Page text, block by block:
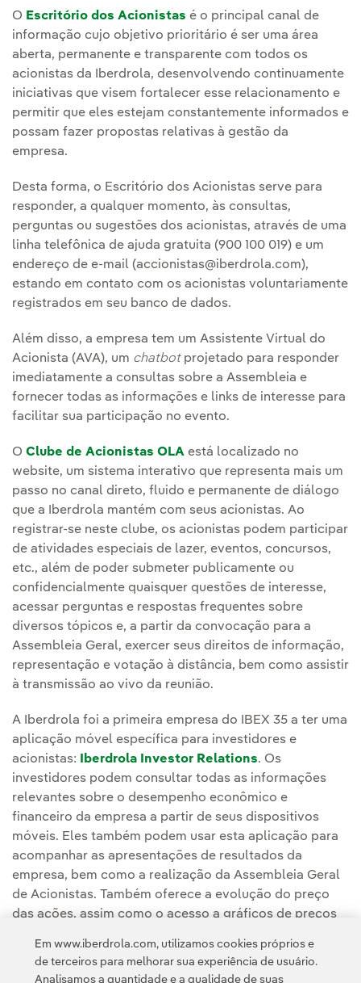
O Escritório dos Acionistas é o principal canal de
informação cujo objetivo prioritário é ser uma área
aberta, permanente e transparente com todos os
acionistas da Iberdrola, desenvolvendo continuamente
iniciativas que visem fortalecer esse relacionamento e
permitir que eles estejam constantemente informados e
possam fazer propostas relativas à gestão da
empresa.
Desta forma, o Escritório dos Acionistas serve para
responder, a qualquer momento, às consultas,
perguntas ou sugestões dos acionistas, através de uma
linha telefônica de ajuda gratuita (900 100 019) e um
endereço de e-mail (accionistas@iberdrola.com),
estando em contato com os acionistas voluntariamente
registrados em seu banco de dados.
Além disso, a empresa tem um Assistente Virtual do
Acionista (AVA), um chatbotprojetado para responder
imediatamente a consultas sobre a Assembleia e
fornecer todas as informações e links de interesse para
facilitar sua participação no evento.
O Clube de Acionistas OLA está localizado no
website, um sistema interativo que representa mais um
passo no canal direto, fluido e permanente de diálogo
que a Iberdrola mantém com seus acionistas. Ao
registrar-se neste clube, os acionistas podem participar
de atividades especiais de lazer, eventos, concursos,
etc., além de poder submeter publicamente ou
confidencialmente quaisquer questões de interesse,
acessar perguntas e respostas frequentes sobre
diversos tópicos e, a partir da convocação para a
Assembleia Geral, exercer seus direitos de informação,
representação e votação à distância, bem como assistir
à transmissão ao vivo da reunião.
A Iberdrola foi a primeira empresa do IBEX 35 a ter uma
aplicação móvel específica para investidores e
acionistas:
Iberdrola Investor Relations. Os
investidores podem consultar todas as informações
relevantes sobre o desempenho econômico e
financeiro da empresa a partir de seus dispositivos
móveis. Eles também podem usar esta aplicação para
acompanhar as apresentações de resultados da
empresa, bem como a realização da Assembleia Geral
de Acionistas. Também oferece a evolução do preço
das ações, assim como o acesso a gráficos de preços
Em www.iberdrola.com, utilizamos cookies próprios e
de terceiros para melhorar sua experiência de usuário.
Analisamos a quantidade e a qualidade de suas